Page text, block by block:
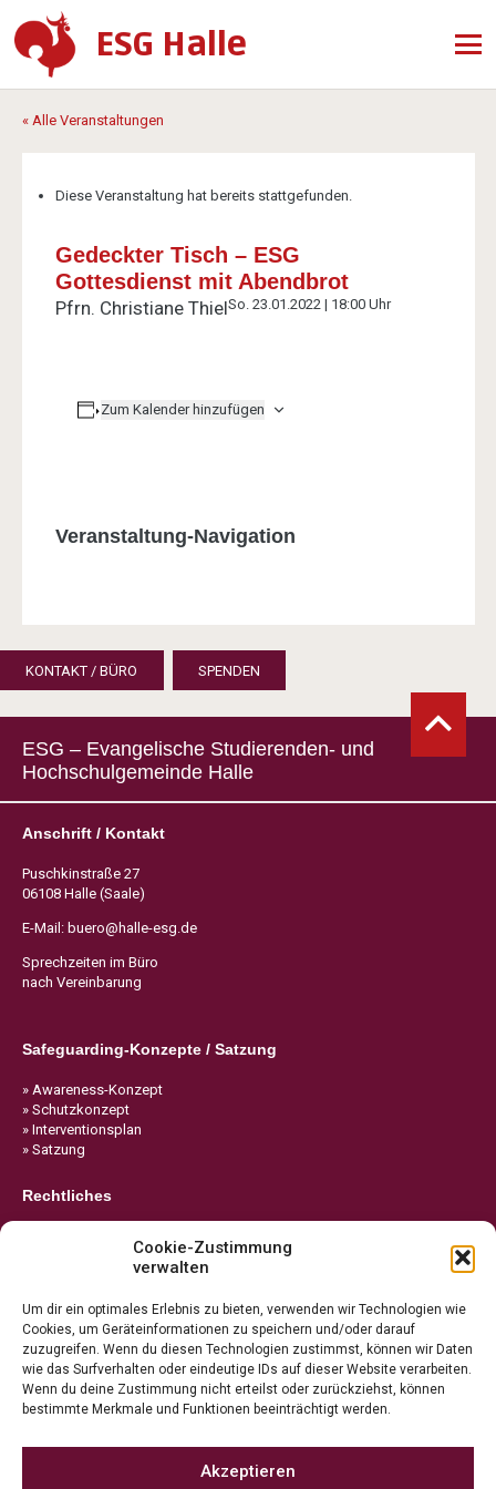
Cookie-Zustimmung
verwalten
Um dir ein optimales Erlebnis zu bieten, verwenden wir Technologien wie
Cookies, um Geräteinformationen zu speichern und/oder darauf
zuzugreifen. Wenn du diesen Technologien zustimmst, können wir Daten
wie das Surfverhalten oder eindeutige IDs auf dieser Website verarbeiten.
Wenn du deine Zustimmung nicht erteilst oder zurückziehst, können
bestimmte Merkmale und Funktionen beeinträchtigt werden.
Akzeptieren
ESG Halle
« Alle Veranstaltungen
Diese Veranstaltung hat bereits stattgefunden.
Gedeckter Tisch – ESG
Gottesdienst mit Abendbrot
Pfrn. Christiane ThielSo. 23.01.2022 | 18:00 Uhr
Zum Kalender hinzufügen
Veranstaltung-Navigation
KONTAKT / BÜRO SPENDEN
ESG – Evangelische Studierenden- und
Hochschulgemeinde Halle
Anschrift / Kontakt
Puschkinstraße 27
06108 Halle (Saale)
E-Mail: buero@halle-esg.de
Sprechzeiten im Büro
nach Vereinbarung
Safeguarding-Konzepte / Satzung
» Awareness-Konzept
» Schutzkonzept
» Interventionsplan
» Satzung
Rechtliches
» Cookie-Richtlinie